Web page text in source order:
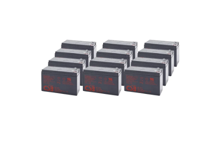
STANIČNÍ BATERIE
BATERIOVÉ BOXY
POWERBANKY